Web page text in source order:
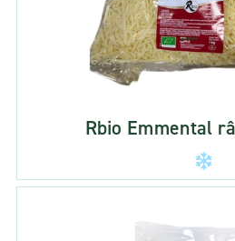
Rbio Emmental